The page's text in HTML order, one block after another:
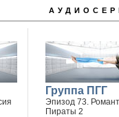
Группа ПГГ
Эпизод 73.
Пираты 2